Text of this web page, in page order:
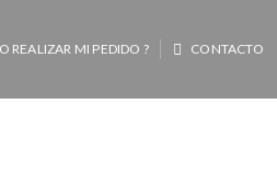
REALIZAR MI PEDIDO ? CONTACTO